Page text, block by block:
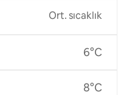
Ort. sıcaklık
6°C
8°C